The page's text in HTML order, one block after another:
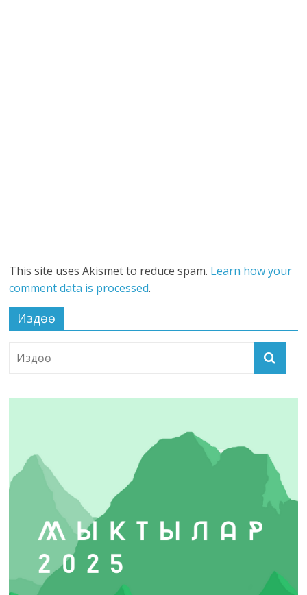
This site uses Akismet to reduce spam. Learn how your
comment data is processed.
Издөө